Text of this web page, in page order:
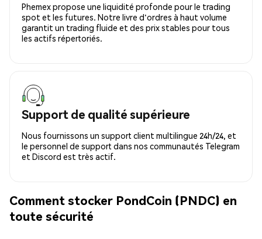
Phemex propose une liquidité profonde pour le trading
spot et les futures. Notre livre d'ordres à haut volume
garantit un trading fluide et des prix stables pour tous
les actifs répertoriés.
Support de qualité supérieure
Nous fournissons un support client multilingue 24h/24, et
le personnel de support dans nos communautés Telegram
et Discord est très actif.
Comment stocker PondCoin (PNDC) en
toute sécurité